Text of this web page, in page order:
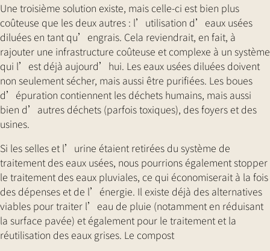
Une troisième solution existe, mais celle-ci est bien plus
coûteuse que les deux autres : l’utilisation d’eaux usées
diluées en tant qu’engrais. Cela reviendrait, en fait, à
rajouter une infrastructure coûteuse et complexe à un système
qui l’est déjà aujourd’hui. Les eaux usées diluées doivent
non seulement sécher, mais aussi être purifiées. Les boues
d’épuration contiennent les déchets humains, mais aussi
bien d’autres déchets (parfois toxiques), des foyers et des
usines.
Si les selles et l’urine étaient retirées du système de
traitement des eaux usées, nous pourrions également stopper
le traitement des eaux pluviales, ce qui économiserait à la fois
des dépenses et de l’énergie. Il existe déjà des alternatives
viables pour traiter l’eau de pluie (notamment en réduisant
la surface pavée) et également pour le traitement et la
réutilisation des eaux grises. Le compost